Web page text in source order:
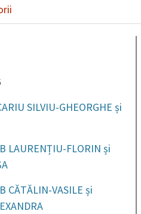
SILVIU-GHEORGHE și
LAURENȚIU-FLORIN și
CĂTĂLIN-VASILE și